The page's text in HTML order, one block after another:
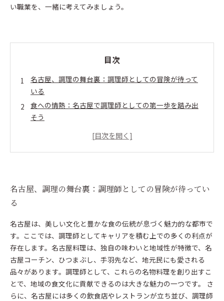
い職業を、一緒に考えてみましょう。
目次
名古屋、調理の舞台裏：調理師としての冒険が待って
いる
食への情熱：名古屋で調理師としての第一歩を踏み出
そう
多様なスキルを身につける：名古屋の調理師として成
いて
名古屋、調理の舞台裏：調理師としての冒険が待ってい
る
名古屋は、美しい文化と豊かな食の伝統が息づく魅力的な都市で
す。ここでは、調理師としてキャリアを積む上での多くの利点が
存在します。名古屋料理は、独自の味わいと地域性が特徴で、名
古屋コーチン、ひつまぶし、手羽先など、地元民にも愛される
品々があります。調理師として、これらの名物料理を創り出すこ
とで、地域の食文化に貢献できるのは大きな魅力の一つです。 さ
らに、名古屋には多くの飲食店やレストランが立ち並び、調理師